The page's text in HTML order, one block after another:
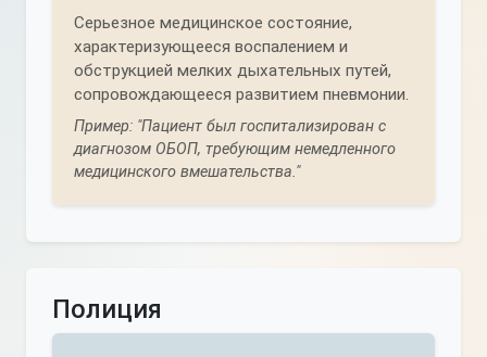
Серьезное медицинское состояние,
характеризующееся воспалением и
обструкцией мелких дыхательных путей,
сопровождающееся развитием пневмонии.
Пример: "Пациент был госпитализирован с
диагнозом ОБОП, требующим немедленного
медицинского вмешательства."
Полиция